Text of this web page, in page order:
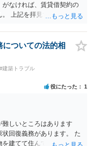
なければ、賃貸借契約の
上記を拝見する限り、通
事由に当たるとは思えま
ろしいかと存じます。 そ
には応じる旨交渉をして
許可なく無断で賃貸人が
事的にも住居侵入罪が成
一定の金銭賠償を求める
ついての法的相
#建築トラブル
役にたった 1
しいところはあります
回復義務があります。 た
建てて住んでいたケース